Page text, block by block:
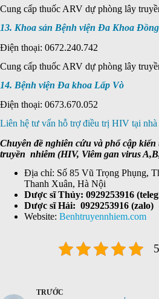
Cung cấp thuốc ARV dự phòng lây
13. Khoa sản Bệnh viện Đa Khoa
Điện thoại: 0672.240.742
Cung cấp thuốc ARV dự phòng lây
14. Bệnh viện Đa khoa Lấp Vò
Điện thoại: 0673.670.052
Liên hệ tư vấn hỗ trợ điều trị HIV tại nhà
Chuyên đề nghiên cứu và phổ cập
truyền nhiễm (HIV, Viêm gan virus
Địa chỉ: Số 85 Vũ Trọng Phụng,
Thanh Xuân, Hà Nội
Dược sĩ Thủy: 0929253916
Dược sĩ Hải: 0929253916 (zalo)
Website: Benhtruyennhiem.com
TRƯỚC